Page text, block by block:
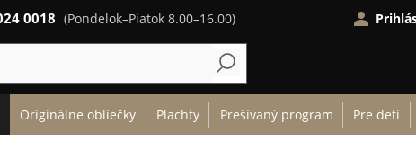
0018 (Pondelok–Piatok 8.00–16.00)
Originálne obliečky Plachty Prešívaný program Pre deti